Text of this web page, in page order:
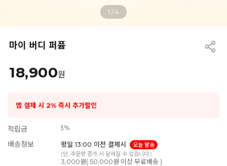
1 /4
마이 버디 퍼퓸
18,900원
앱 결제 시 2% 즉시 추가할인
적립금 3%
배송정보 평일 13:00 이전 결제시
오늘 발송
(단, 주문량 증가 시 달라질 수 있습니다.)
3,000원( 50,000원 이상 무료배송 )